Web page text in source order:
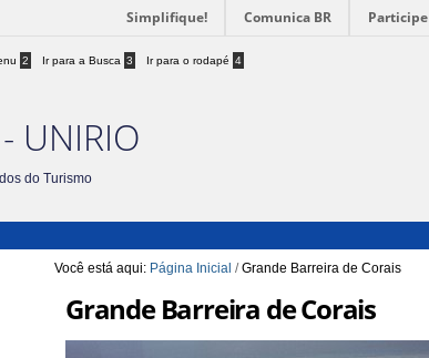
Simplifique! Comunica BR Participe
2 Ir para a Busca 3 Ir para o rodapé 4
UNIRIO
do Turismo
Você está aqui: Página Inicial /Grande Barreira de Corais
Grande Barreira de Corais